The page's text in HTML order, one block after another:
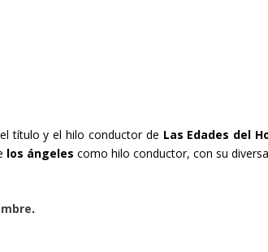
título y el hilo conductor de Las Edades del
los ángeles como hilo conductor, con su
.